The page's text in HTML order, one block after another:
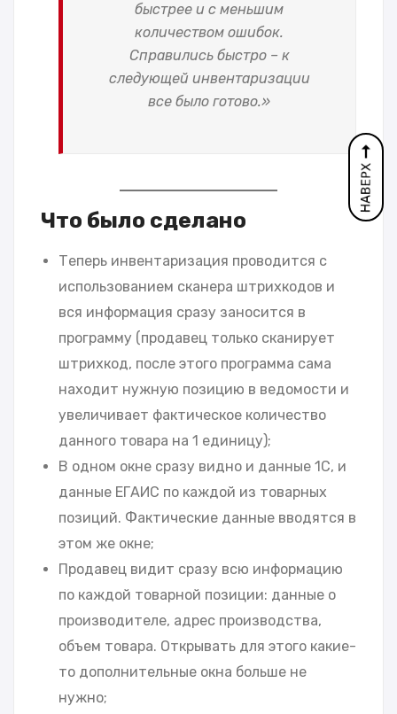
быстрее и с меньшим
количеством ошибок.
Справились быстро – к
следующей инвентаризации
все было готово.»
Что было сделано
Теперь инвентаризация проводится с
использованием сканера штрихкодов и
вся информация сразу заносится в
программу (продавец только сканирует
штрихкод, после этого программа сама
находит нужную позицию в ведомости и
увеличивает фактическое количество
данного товара на 1 единицу);
В одном окне сразу видно и данные 1С, и
данные ЕГАИС по каждой из товарных
позиций. Фактические данные вводятся в
этом же окне;
Продавец видит сразу всю информацию
по каждой товарной позиции: данные о
производителе, адрес производства,
объем товара. Открывать для этого какие-
то дополнительные окна больше не
нужно;